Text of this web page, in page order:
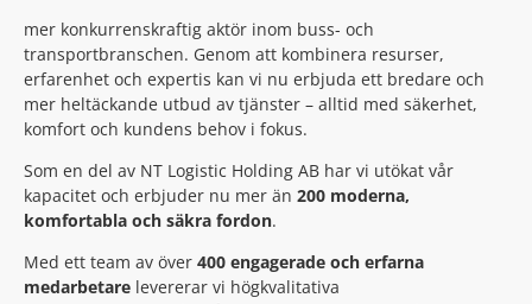
mer konkurrenskraftig aktör inom buss- och
transportbranschen. Genom att kombinera resurser,
erfarenhet och expertis kan vi nu erbjuda ett bredare och
mer heltäckande utbud av tjänster – alltid med säkerhet,
komfort och kundens behov i fokus.
Som en del av NT Logistic Holding AB har vi utökat vår
kapacitet och erbjuder nu mer än 200 moderna,
komfortabla och säkra fordon.
Med ett team av över 400 engagerade och erfarna
medarbetare levererar vi högkvalitativa